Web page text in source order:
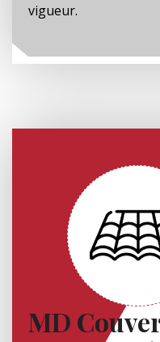
vigueur.
MD